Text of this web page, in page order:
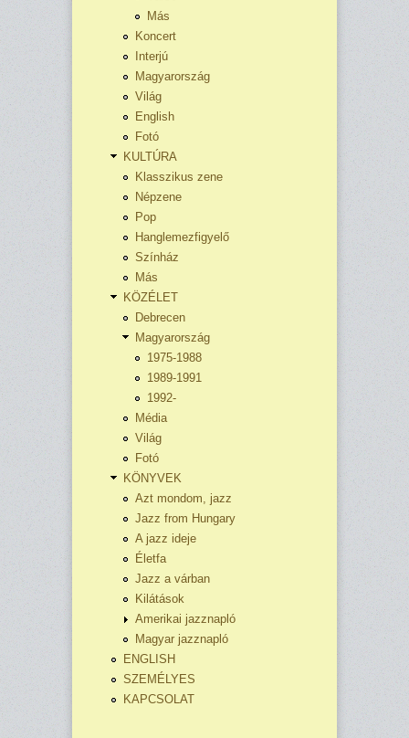
Más
Koncert
Interjú
Magyarország
Világ
English
Fotó
KULTÚRA
Klasszikus zene
Népzene
Pop
Hanglemezfigyelő
Színház
Más
KÖZÉLET
Debrecen
Magyarország
1975-1988
1989-1991
1992-
Média
Világ
Fotó
KÖNYVEK
Azt mondom, jazz
Jazz from Hungary
A jazz ideje
Életfa
Jazz a várban
Kilátások
Amerikai jazznapló
Magyar jazznapló
ENGLISH
SZEMÉLYES
KAPCSOLAT